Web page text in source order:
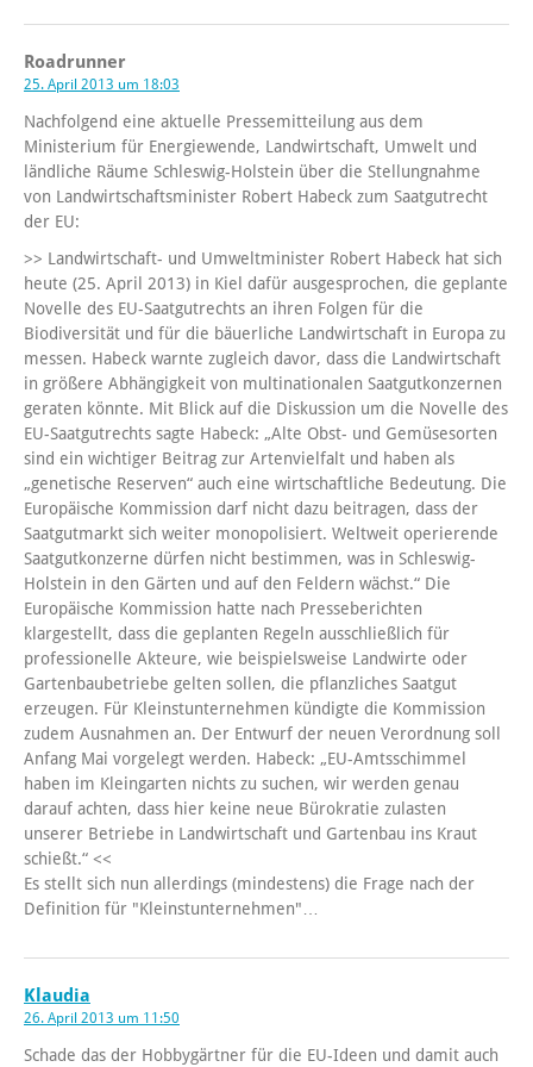
Roadrunner
25. April 2013 um 18:03
Nachfolgend eine aktuelle Pressemitteilung aus dem
Ministerium für Energiewende, Landwirtschaft, Umwelt und
ländliche Räume Schleswig-Holstein über die Stellungnahme
von Landwirtschaftsminister Robert Habeck zum Saatgutrecht
der EU:
>> Landwirtschaft- und Umweltminister Robert Habeck hat sich
heute (25. April 2013) in Kiel dafür ausgesprochen, die geplante
Novelle des EU-Saatgutrechts an ihren Folgen für die
Biodiversität und für die bäuerliche Landwirtschaft in Europa zu
messen. Habeck warnte zugleich davor, dass die Landwirtschaft
in größere Abhängigkeit von multinationalen Saatgutkonzernen
geraten könnte. Mit Blick auf die Diskussion um die Novelle des
EU-Saatgutrechts sagte Habeck: „Alte Obst- und Gemüsesorten
sind ein wichtiger Beitrag zur Artenvielfalt und haben als
„genetische Reserven“ auch eine wirtschaftliche Bedeutung. Die
Europäische Kommission darf nicht dazu beitragen, dass der
Saatgutmarkt sich weiter monopolisiert. Weltweit operierende
Saatgutkonzerne dürfen nicht bestimmen, was in Schleswig-
Holstein in den Gärten und auf den Feldern wächst.“ Die
Europäische Kommission hatte nach Presseberichten
klargestellt, dass die geplanten Regeln ausschließlich für
professionelle Akteure, wie beispielsweise Landwirte oder
Gartenbaubetriebe gelten sollen, die pflanzliches Saatgut
erzeugen. Für Kleinstunternehmen kündigte die Kommission
zudem Ausnahmen an. Der Entwurf der neuen Verordnung soll
Anfang Mai vorgelegt werden. Habeck: „EU-Amtsschimmel
haben im Kleingarten nichts zu suchen, wir werden genau
darauf achten, dass hier keine neue Bürokratie zulasten
unserer Betriebe in Landwirtschaft und Gartenbau ins Kraut
schießt.“ <<
Es stellt sich nun allerdings (mindestens) die Frage nach der
Definition für "Kleinstunternehmen"…
Klaudia
26. April 2013 um 11:50
Schade das der Hobbygärtner für die EU-Ideen und damit auch